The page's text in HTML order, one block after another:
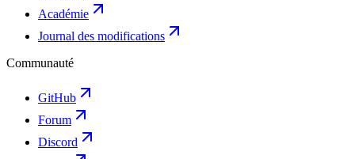
Académie
Journal des modifications
Communauté
GitHub
Forum
Discord